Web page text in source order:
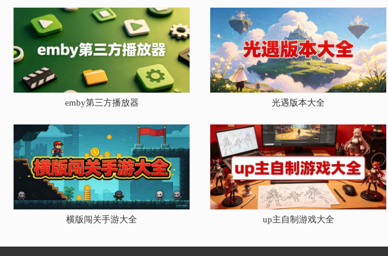
emby第三方播放器 光遇版本大全
横版闯关手游大全 up主自制游戏大全